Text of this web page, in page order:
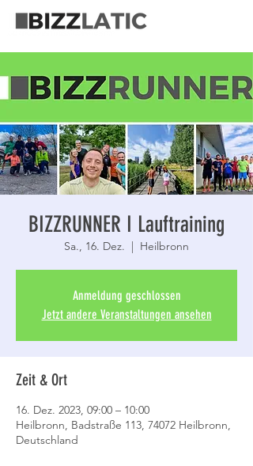
BIZZRUNNER I Lauftraining
Sa., 16. Dez.
  |
Heilbronn
Anmeldung geschlossen
Jetzt andere Veranstaltungen ansehen
Zeit & Ort
16. Dez. 2023, 09:00 – 10:00
Heilbronn, Badstraße 113, 74072 Heilbronn,
Deutschland